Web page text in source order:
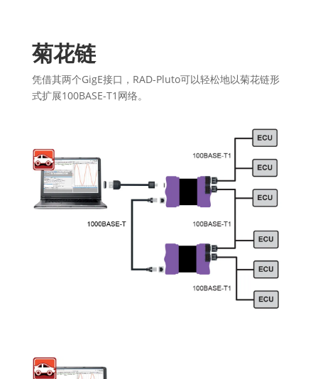
菊花链
凭借其两个GigE接口，RAD-Pluto可以轻松地以菊花链形
式扩展100BASE-T1网络。